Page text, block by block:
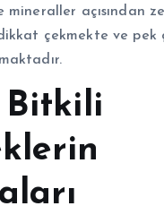
açısından
çekmekte ve pek
Bitkili